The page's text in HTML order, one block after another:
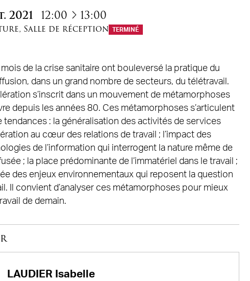
2021 12:00 à
13:00
, Salle de réception TERMINÉ
mois de la crise sanitaire ont bouleversé la pratique du
dans un grand nombre de secteurs, du télétravail.
s’inscrit dans un mouvement de métamorphoses
depuis les années 80. Ces métamorphoses s’articulent
tendances : la généralisation des activités de services
au cœur des relations de travail ; l’impact des
de l’information qui interrogent la nature même de
; la place prédominante de l’immatériel dans le travail ;
des enjeux environnementaux qui reposent la question
Il convient d’analyser ces métamorphoses pour mieux
de demain.
LAUDIER Isabelle